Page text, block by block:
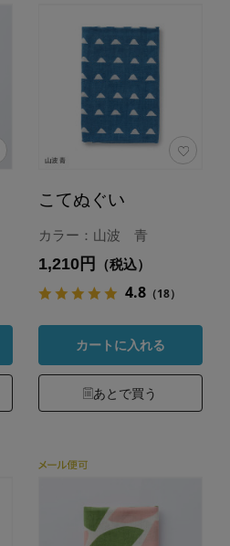
こてぬぐい
カラー：山波 青
1,210円 （税込）
4.8（18）
カートに入れる
あとで買う